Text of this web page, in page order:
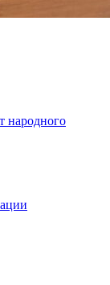
народного